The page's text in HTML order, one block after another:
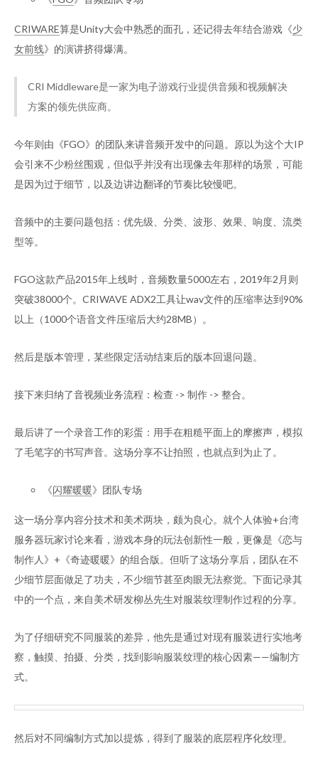
CRIWARE算是Unity大会中熟悉的面孔，还记得去年结合游戏《少
女前线》的演讲挤得爆满。
CRI Middleware是一家为电子游戏行业提供音频和视频解决
方案的领先供应商。
今年则由《FGO》的团队来讲音频开发中的问题。原以为这个大IP
会引来不少粉丝围观，但似乎并没有出现像去年那样的场景，可能
是因为过于细节，以及边讲边翻译的节奏比较慢吧。
音频中的主要问题包括：优先级、分类、波形、效果、响度、流类
型等。
FGO这款产品2015年上线时，音频数量5000左右，2019年2月则
突破38000个。CRIWAVE ADX2工具让wav文件的压缩率达到90%
以上（1000个语音文件压缩后大约28MB）。
然后是版本管理，某些限定活动结束后的版本回退问题。
接下来归纳了音视频业务流程：检查 -> 制作 -> 整合。
最后讲了一个录音工作的彩蛋：用手在粗糙平面上的摩擦声，模拟
了毛笔字的书写声音。这场分享不让拍照，也就点到为止了。
《闪耀暖暖》团队专场
这一场分享内容分技术和美术两块，颇为良心。就个人体验+台湾
服务器玩家讨论来看，游戏本身的玩法创新性一般，更像是《恋与
制作人》+《奇迹暖暖》的组合版。但听了这场分享后，团队在不
少细节层面做足了功夫，不少细节甚至肉眼无法察觉。下面记录其
中的一个点，来自美术研发柳丛先生对服装纹理制作过程的分享。
为了仔细研究不同服装的差异，他先是通过对现有服装进行实地考
察，触摸、拍摄、分类，找到影响服装纹理的核心因素——编制方
式。
然后对不同编制方式加以提炼，得到了服装的底层程序化纹理。